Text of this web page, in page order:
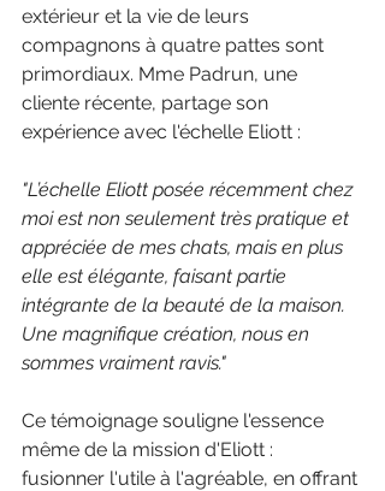
extérieur et la vie de leurs
compagnons à quatre pattes sont
primordiaux. Mme Padrun, une
cliente récente, partage son
expérience avec l'échelle Eliott :
"L’échelle Eliott posée récemment chez
moi est non seulement très pratique et
appréciée de mes chats, mais en plus
elle est élégante, faisant partie
intégrante de la beauté de la maison.
Une magnifique création, nous en
sommes vraiment ravis."
Ce témoignage souligne l'essence
même de la mission d'Eliott :
fusionner l'utile à l'agréable, en offrant